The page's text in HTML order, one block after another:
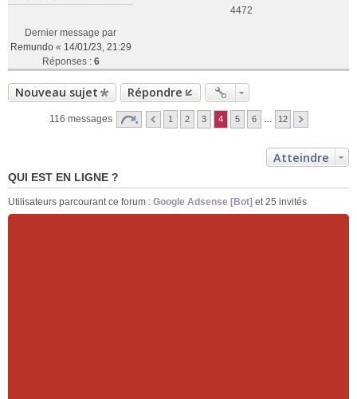
Dernier message par
Remundo« 14/01/23, 21:29
Réponses : 6
4472
Nouveau sujet Répondre
116 messages 1 2 3 4 5 6 12
Atteindre
QUI EST EN LIGNE ?
Utilisateurs parcourant ce forum : Google Adsense [Bot] et 25 invités